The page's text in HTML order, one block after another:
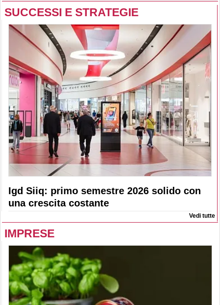
SUCCESSI E STRATEGIE
Igd Siiq: primo semestre 2026 solido con
una crescita costante
Vedi tutte
IMPRESE